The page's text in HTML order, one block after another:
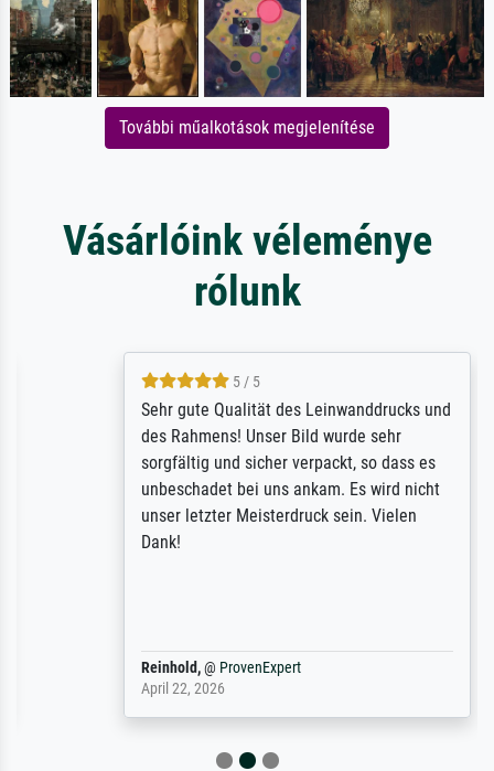
További műalkotások megjelenítése
Vásárlóink véleménye
rólunk
5 / 5
Sehr gute Qualität des Leinwanddrucks und
des Rahmens! Unser Bild wurde sehr
sorgfältig und sicher verpackt, so dass es
unbeschadet bei uns ankam. Es wird nicht
unser letzter Meisterdruck sein. Vielen
Reinhold,@ProvenExpert
April 22, 2026